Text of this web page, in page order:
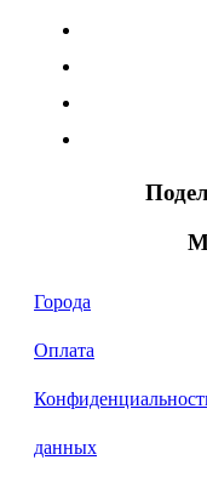
Города
Оплата
данных